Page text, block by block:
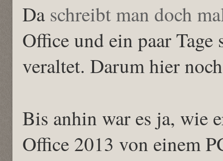
Da schreibt man doch
Office und ein paar
veraltet. Darum hier
Bis anhin war es ja, wie
Office 2013 von einem